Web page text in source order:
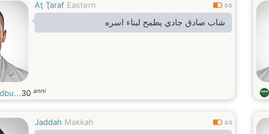
Aţ Ţaraf Eastern 0.5
شاب صادق جادي يطمح لبناء اسره
30 anni
Jaddah Makkah 0.5